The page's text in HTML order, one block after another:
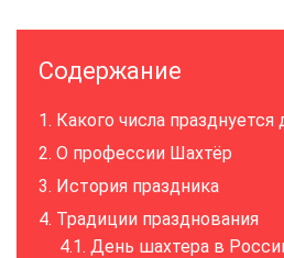
Содержание
Какого числа празднуется
О профессии Шахтёр
История праздника
Традиции празднования
День шахтера в